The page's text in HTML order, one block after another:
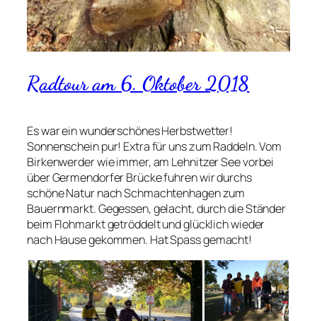
Radtour am 6. Oktober 2018
Es war ein wunderschönes Herbstwetter!
Sonnenschein pur! Extra für uns zum Raddeln. Vom
Birkenwerder wie immer, am Lehnitzer See vorbei
über Germendorfer Brücke fuhren wir durchs
schöne Natur nach Schmachtenhagen zum
Bauernmarkt. Gegessen, gelacht, durch die Ständer
beim Flohmarkt getröddelt und glücklich wieder
nach Hause gekommen. Hat Spass gemacht!